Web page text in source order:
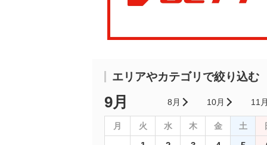
エリアやカテゴリで絞り込む
9月 8月 10月 11
月 火 水 木 金 土